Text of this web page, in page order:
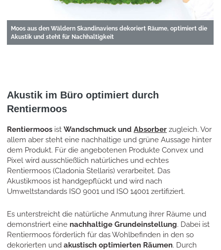
Moos aus den Wäldern Skandinaviens dekoriert Räume, optimiert die
Akustik und steht für Nachhaltigkeit
Akustik im Büro optimiert durch
Rentiermoos
Rentiermoos istWandschmuck undAbsorber zugleich. Vor
allem aber steht eine nachhaltige und grüne Aussage hinter
dem Produkt. Für die angebotenen Produkte Convex und
Pixel wird ausschließlich natürliches und echtes
Rentiermoos (Cladonia Stellaris) verarbeitet. Das
Akustikmoos ist handgepflückt und wird nach
Umweltstandards ISO 9001 und ISO 14001 zertifiziert.
Es unterstreicht die natürliche Anmutung ihrer Räume und
demonstriert eine nachhaltige Grundeinstellung. Dabei ist
Rentiermoos förderlich für das Wohlbefinden in den so
dekorierten undakustisch optimierten Räumen. Durch